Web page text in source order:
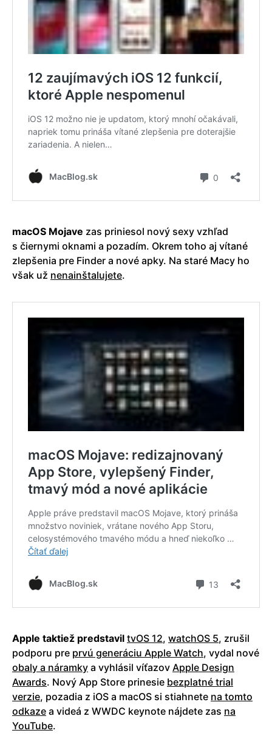
macOS Mojave zas priniesol nový sexy vzhľad
s čiernymi oknami a pozadím. Okrem toho aj vítané
zlepšenia pre Finder a nové apky. Na staré Macy ho
však už nenainštalujete.
Apple taktiež predstavil tvOS 12, watchOS 5, zrušil
podporu pre prvú generáciu Apple Watch, vydal nové
obaly a náramky a vyhlásil víťazov Apple Design
Awards. Nový App Store prinesie bezplatné trial
verzie, pozadia z iOS a macOS si stiahnete na tomto
odkaze a videá z WWDC keynote nájdete zas na
YouTube.